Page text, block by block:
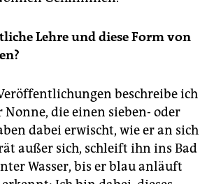
Lehre und diese Form von
beschreibe ich
die einen sieben- oder
dabei erwischt, wie er an sich
außer sich, schleift ihn ins Bad
Wasser, bis er blau anläuft